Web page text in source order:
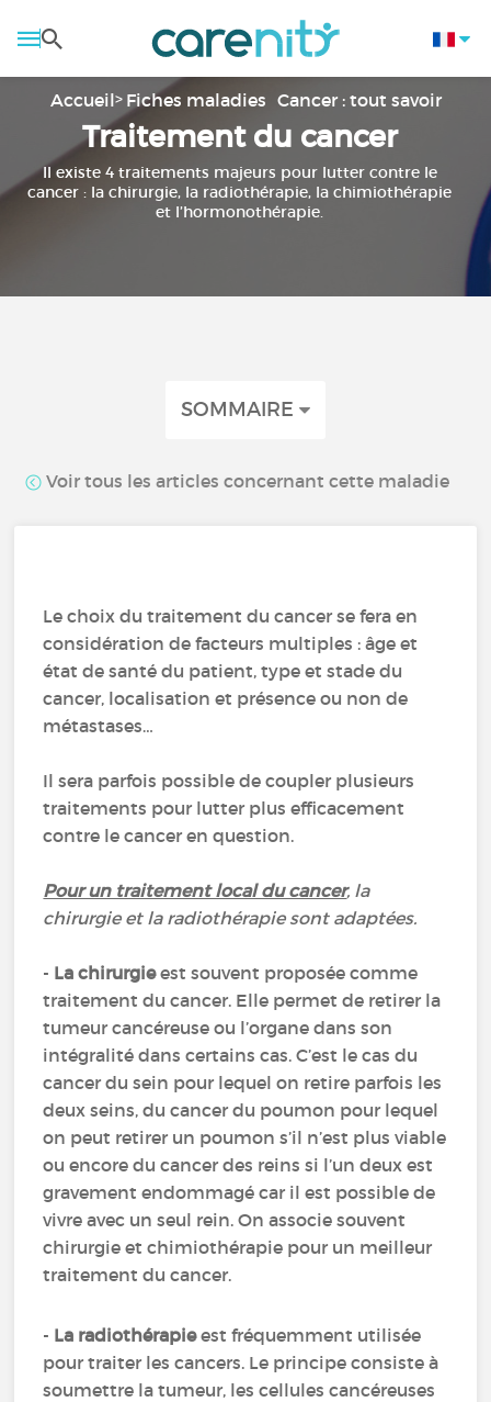
Accueil Fiches maladies Cancer : tout savoir
Traitement du cancer
Il existe 4 traitements majeurs pour lutter contre le
cancer : la chirurgie, la radiothérapie, la chimiothérapie
et l’hormonothérapie.
SOMMAIRE
Voir tous les articles concernant cette maladie
Le choix du traitement du cancer se fera en
considération de facteurs multiples : âge et
état de santé du patient, type et stade du
cancer, localisation et présence ou non de
métastases…
Il sera parfois possible de coupler plusieurs
traitements pour lutter plus efficacement
contre le cancer en question.
Pour un traitement local du cancer, la
chirurgie et la radiothérapie sont adaptées.
- La chirurgieest souvent proposée comme
traitement du cancer. Elle permet de retirer la
tumeur cancéreuse ou l’organe dans son
intégralité dans certains cas. C’est le cas du
cancer du sein pour lequel on retire parfois les
deux seins, du cancer du poumon pour lequel
on peut retirer un poumon s’il n’est plus viable
ou encore du cancer des reins si l’un deux est
gravement endommagé car il est possible de
vivre avec un seul rein. On associe souvent
chirurgie et chimiothérapie pour un meilleur
traitement du cancer.
- La radiothérapieest fréquemment utilisée
pour traiter les cancers. Le principe consiste à
soumettre la tumeur, les cellules cancéreuses